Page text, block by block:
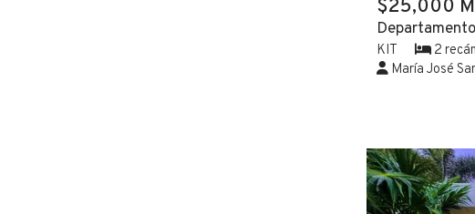
$25,000
KIT 2
María José